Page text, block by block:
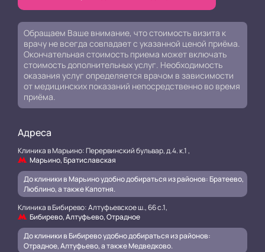
Обращаем Ваше внимание, что стоимость визита к
врачу не всегда совпадает с указанной ценой приёма.
Окончательная стоимость приема может включать
стоимость дополнительных услуг. Необходимость
оказания услуг определяется врачом в зависимости
от медицинских показаний непосредственно во время
приёма.
Адреса
Клиника в Марьино: Перервинский бульвар, д.4. к.1 ,
Марьино, Братиславская
До клиники в Марьино удобно добираться из районов: Братеево,
Люблино, а также Капотня.
Клиника в Бибирево: Алтуфьевское ш., 66 с.1,
Бибирево, Алтуфьево, Отрадное
До клиники в Бибирево удобно добираться из районов:
Отрадное, Алтуфьево, а также Медведково.